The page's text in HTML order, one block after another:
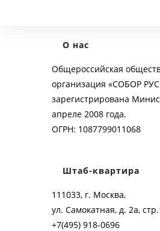
О нас
Общероссийская
организация «СОБОР
зарегистрирована
апреле 2008 года.
ОГРН: 1087799011068
Штаб-квартира
111033, г. Москва,
ул. Самокатная, д. 2а,
+7(495) 918-0696